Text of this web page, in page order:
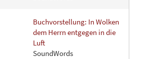
Buchvorstellung: In Wolken
dem Herrn entgegen in die
Luft
SoundWords